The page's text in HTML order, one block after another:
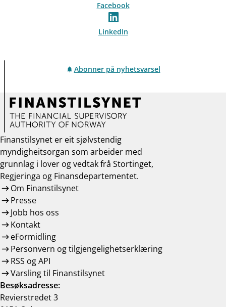
Facebook
LinkedIn
Abonner på nyhetsvarsel
Finanstilsynet er eit sjølvstendig
myndigheitsorgan som arbeider med
grunnlag i lover og vedtak frå Stortinget,
Regjeringa og Finansdepartementet.
Om Finanstilsynet
Presse
Jobb hos oss
Kontakt
eFormidling
Personvern og tilgjengelighetserklæring
RSS og API
Varsling til Finanstilsynet
Besøksadresse:
Revierstredet 3